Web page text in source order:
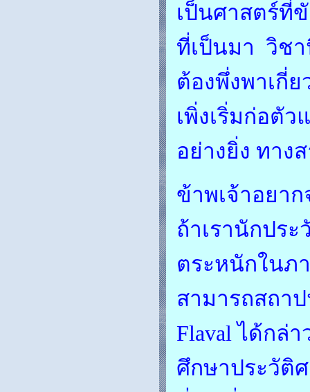
เป็นศาสตร์ที่
ที่เป็นมา วิช
ต้องพึ่งพาเกี่
เพิ่งเริ่มก่อตั
อย่างยิ่ง ทาง
ข้าพเจ้าอยา
ถ้าเรานักปร
ตระหนักในภ
สามารถสถา
Flaval ได้กล่
ศึกษาประวัติ